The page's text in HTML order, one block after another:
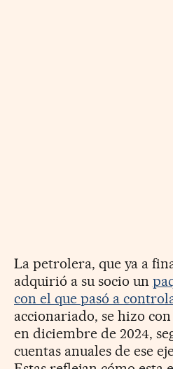
La petrolera, que ya a
adquirió a su socio un
con el que pasó a
accionariado, se hizo
en diciembre de 2024,
cuentas anuales de ese